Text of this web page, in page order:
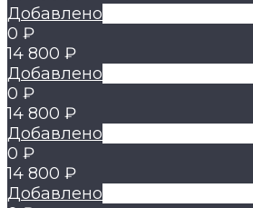
Добавлено
0 ₽
14 800 ₽
Добавлено
0 ₽
14 800 ₽
Добавлено
0 ₽
14 800 ₽
Добавлено